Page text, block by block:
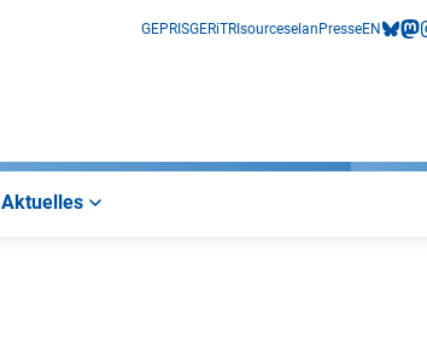
GEPRISGERiTRIsourceselan PresseEN
Aktuelles